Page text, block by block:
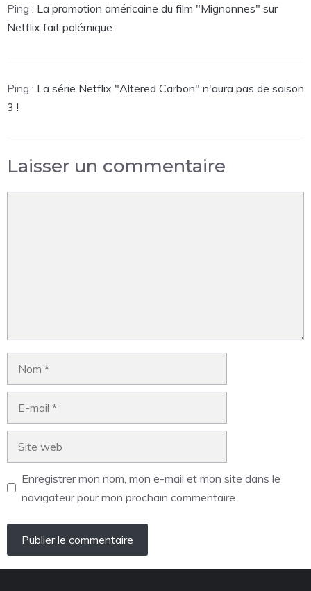
Ping : La promotion américaine du film "Mignonnes" sur
Netflix fait polémique
Ping : La série Netflix "Altered Carbon" n'aura pas de saison
3 !
Laisser un commentaire
Enregistrer mon nom, mon e-mail et mon site dans le
navigateur pour mon prochain commentaire.